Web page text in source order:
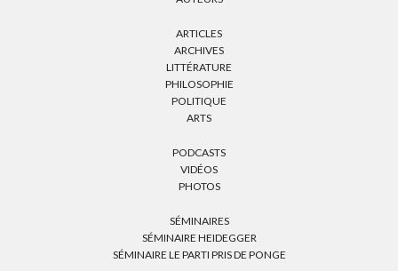
ARTICLES
ARCHIVES
LITTÉRATURE
PHILOSOPHIE
POLITIQUE
ARTS
PODCASTS
VIDÉOS
PHOTOS
SÉMINAIRES
SÉMINAIRE HEIDEGGER
SÉMINAIRE LE PARTI PRIS DE PONGE